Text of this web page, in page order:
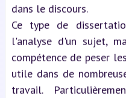
dans le discours.
Ce type de
l'analyse d'un sujet,
compétence de peser
utile dans de
travail.